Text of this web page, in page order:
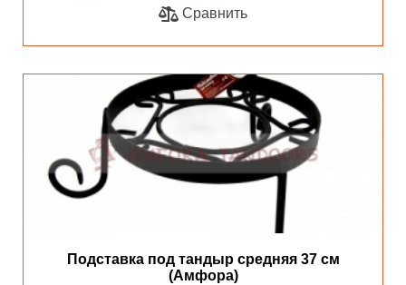
Сравнить
Подставка под тандыр средняя 37 см
(Амфора)